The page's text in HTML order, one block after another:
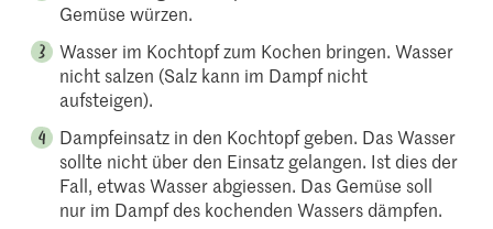
Gemüse würzen.
Wasser im Kochtopf zum Kochen bringen. Wasser
nicht salzen (Salz kann im Dampf nicht
aufsteigen).
Dampfeinsatz in den Kochtopf geben. Das Wasser
sollte nicht über den Einsatz gelangen. Ist dies der
Fall, etwas Wasser abgiessen. Das Gemüse soll
nur im Dampf des kochenden Wassers dämpfen.